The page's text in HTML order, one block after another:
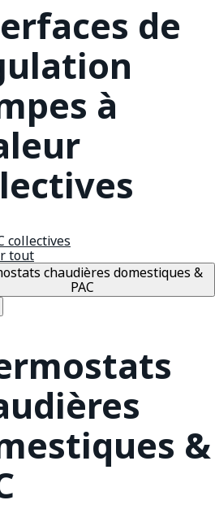
de
à
collectives
tout
chaudières domestiques &
PAC
&